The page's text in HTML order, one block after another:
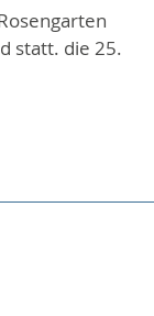
statt. die 25.